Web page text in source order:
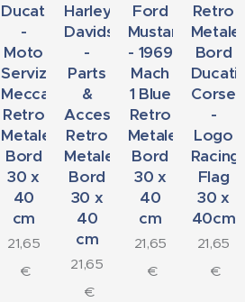
Ducati
-
Moto
Servizio
Meccanica
Retro
Metalen
Bord
30 x
40
cm
21,65
€
Harley-
Davidson
-
Parts
&
Accessoires
Retro
Metalen
Bord
30 x
40
cm
21,65
€
Ford
Mustang
- 1969
Mach
1 Blue
Retro
Metalen
Bord
30 x
40
cm
21,65
€
Retro
Bord
Ducati
Corse
-
Logo
Racing
Flag
30 x
40cm
21,65
€